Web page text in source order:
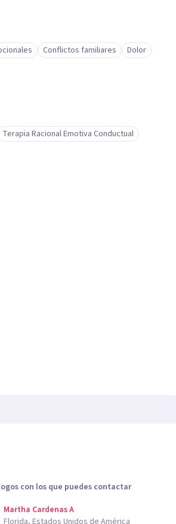
Conflictos familiares
Dolor
Terapia Racional Emotiva Conductual
con los que puedes contactar
Martha Cardenas A
Florida, Estados Unidos de América